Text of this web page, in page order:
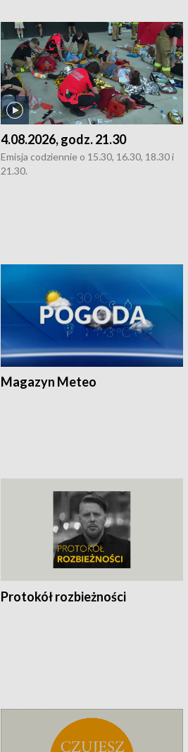
4.08.2026, godz. 21.30
Emisja codziennie o 15.30, 16.30, 18.30 i
21.30.
Magazyn Meteo
Protokół rozbieżności